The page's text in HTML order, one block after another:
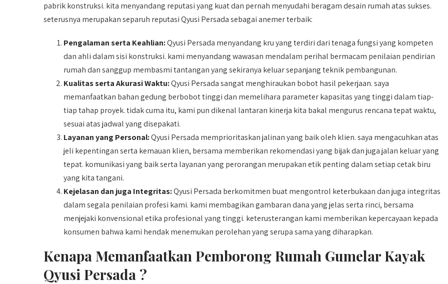
pabrik konstruksi. kita menyandang reputasi yang kuat dan pernah menyudahi beragam desain rumah atas sukses.
seterusnya merupakan separuh reputasi Qyusi Persada sebagai anemer terbaik:
Pengalaman serta Keahlian:Qyusi Persada menyandang kru yang terdiri dari tenaga fungsi yang kompeten
dan ahli dalam sisi konstruksi. kami menyandang wawasan mendalam perihal bermacam penilaian pendirian
rumah dan sanggup membasmi tantangan yang sekiranya keluar sepanjang teknik pembangunan.
Kualitas serta Akurasi Waktu:Qyusi Persada sangat menghiraukan bobot hasil pekerjaan. saya
memanfaatkan bahan gedung berbobot tinggi dan memelihara parameter kapasitas yang tinggi dalam tiap-
tiap tahap proyek. tidak cuma itu, kami pun dikenal lantaran kinerja kita bakal mengurus rencana tepat waktu,
sesuai atas jadwal yang disepakati.
Layanan yang Personal:Qyusi Persada memprioritaskan jalinan yang baik oleh klien. saya mengacuhkan atas
jeli kepentingan serta kemauan klien, bersama memberikan rekomendasi yang bijak dan juga jalan keluar yang
tepat. komunikasi yang baik serta layanan yang perorangan merupakan etik penting dalam setiap cetak biru
yang kita tangani.
Kejelasan dan juga Integritas:Qyusi Persada berkomitmen buat mengontrol keterbukaan dan juga integritas
dalam segala penilaian profesi kami. kami membagikan gambaran dana yang jelas serta rinci, bersama
menjejaki konvensional etika profesional yang tinggi. keterusterangan kami memberikan kepercayaan kepada
konsumen bahwa kami hendak menemukan perolehan yang serupa sama yang diharapkan.
Kenapa Memanfaatkan Pemborong Rumah Gumelar Kayak
Qyusi Persada ?